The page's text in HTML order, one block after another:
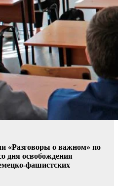
«Разговоры о важном» по
дня освобождения
фашистских